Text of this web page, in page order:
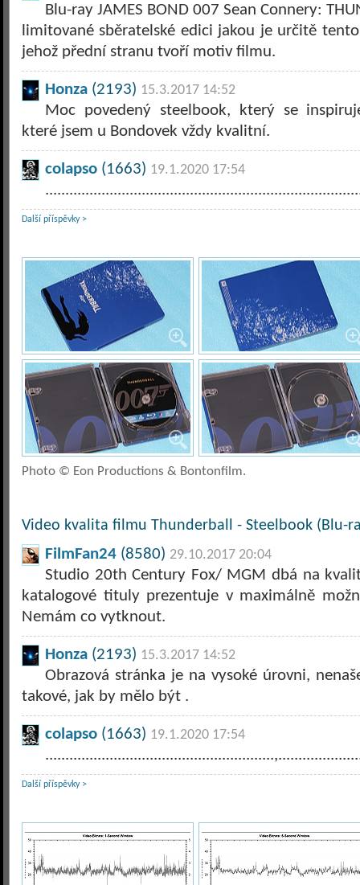
Blu-ray JAMES BOND 007 Sean Connery:
limitované sběratelské edici jakou je určitě
jehož přední stranu tvoří motiv filmu.
Honza (2193) 15.3.2017 14:52
Moc povedený steelbook, který se
které jsem u Bondovek vždy kvalitní.
colapso (1663) 19.1.2020 17:54
Další příspěvky >
Photo © Eon Productions & Bontonfilm.
Video kvalita filmu Thunderball - Steelbook (Blu-
FilmFan24 (8580) 29.10.2017 20:04
Studio 20th Century Fox/ MGM dbá na
katalogové tituly prezentuje v maximálně
Nemám co vytknout.
Honza (2193) 15.3.2017 14:52
Obrazová stránka je na vysoké úrovni,
takové, jak by mělo být .
colapso (1663) 19.1.2020 17:54
Další příspěvky >